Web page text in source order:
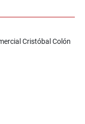
Cristóbal Colón